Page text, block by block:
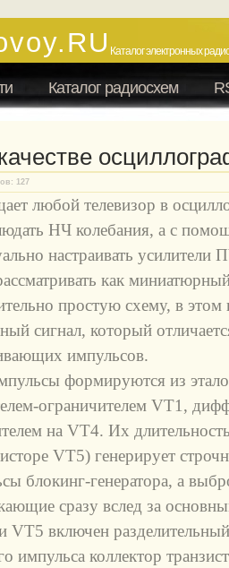
Каталог электронных
Каталог радиосхем
127
любой телевизор в
НЧ колебания, а с
настраивать усилители
как
простую схему, в этом
сигнал, который
импульсов.
формируются из
ограничителем VT1,
на VT4. Их
VT5) генерирует
блокинг-генератора, а
сразу вслед за
VT5 включен
импульса коллектор